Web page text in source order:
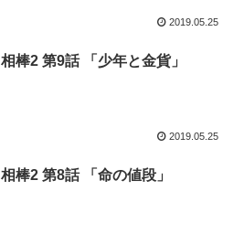
2019.05.25
相棒2 第9話 「少年と金貨」
2019.05.25
相棒2 第8話 「命の値段」